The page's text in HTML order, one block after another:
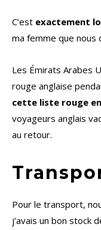
C’est exactement
ma femme que nous
Les Émirats Arabes
rouge anglaise
cette liste rouge
voyageurs anglais
au retour.
Pour le transport,
j’avais un bon stock